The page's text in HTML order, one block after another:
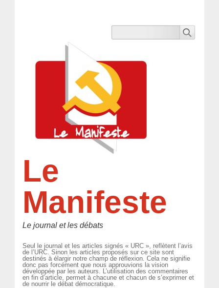
Le
Manifeste
Le journal et les débats
Seul le journal et les articles signés « URC », reflètent l’avis
de l’URC. Sinon les articles proposés sur ce site sont
destinés à élargir notre champ de réflexion. Cela ne signifie
donc pas forcément que nous approuvions la vision
développée par les auteurs. L’utilisation des commentaires
en fin d’article, permet à chacune et chacun de s’exprimer et
de nourrir le débat démocratique.